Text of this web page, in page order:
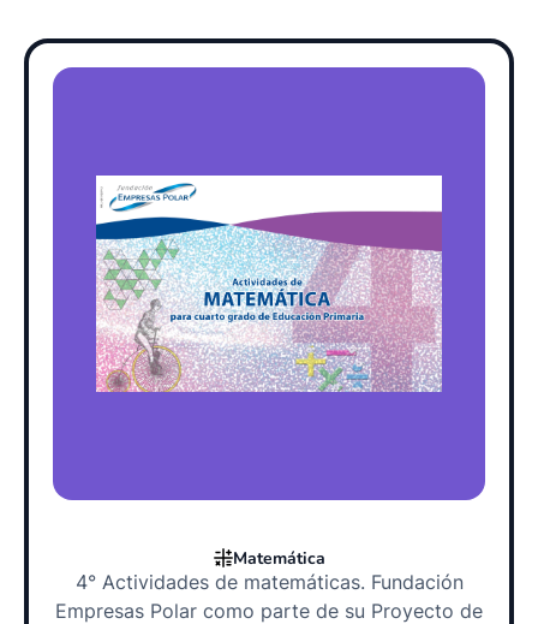
Matemática
4° Actividades de matemáticas. Fundación
Empresas Polar como parte de su Proyecto de